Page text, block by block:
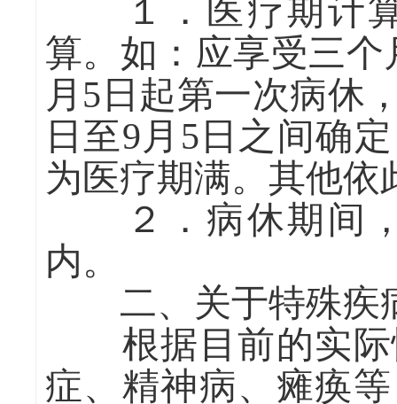
１．医疗期计算
算。如：应享受三个
月5日起第一次病休
日至9月5日之间确
为医疗期满。其他依
２．病休期间，
内。
二、关于特殊疾
根据目前的实际
症、精神病、瘫痪